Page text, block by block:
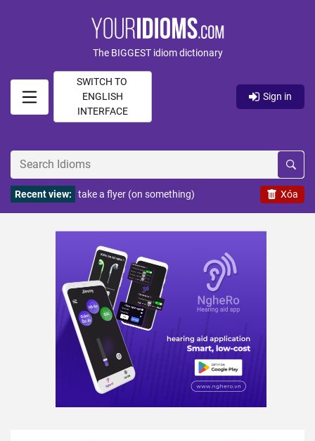
The BIGGEST idiom dictionary
SWITCH TO
ENGLISH
INTERFACE
Sign in
Xóa
Recent view: take a flyer (on something)